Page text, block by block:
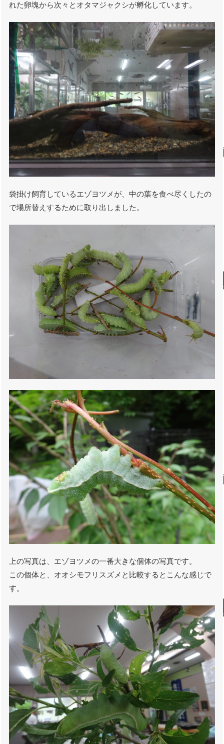
れた卵塊から次々とオタマジャクシが孵化しています。
袋掛け飼育しているエゾヨツメが、中の葉を食べ尽くしたの
で場所替えするために取り出しました。
上の写真は、エゾヨツメの一番大きな個体の写真です。
この個体と、オオシモフリスズメと比較するとこんな感じで
す。